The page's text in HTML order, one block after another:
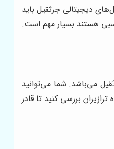
دیجیتالی جرثقیل باید
هستند بسیار مهم است.
می‌باشد. شما می‌توانید
بررسی کنید تا قادر